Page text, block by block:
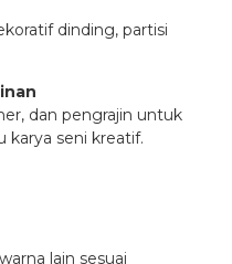
dinding, partisi
dan pengrajin untuk
karya seni kreatif.
lain sesuai